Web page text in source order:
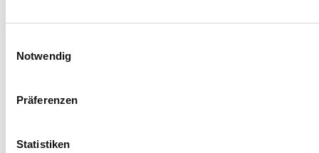
Notwendig
Präferenzen
Statistiken